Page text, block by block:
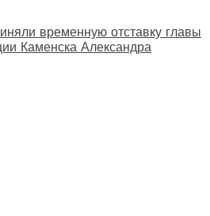
временную отставку главы
Каменска Александра